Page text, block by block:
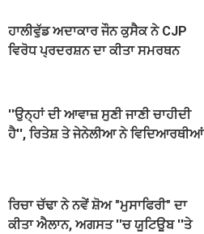
ਹਾਲੀਵੁੱਡ ਅਦਾਕਾਰ ਜੌਨ ਕੁਸੈਕ ਨੇ CJP
ਵਿਰੋਧ ਪ੍ਰਦਰਸ਼ਨ ਦਾ ਕੀਤਾ ਸਮਰਥਨ
''ਉਨ੍ਹਾਂ ਦੀ ਆਵਾਜ਼ ਸੁਣੀ ਜਾਣੀ ਚਾਹੀਦੀ
ਹੈ'', ਰਿਤੇਸ਼ ਤੇ ਜੇਨੇਲੀਆ ਨੇ ਵਿਦਿਆਰਥੀਆਂ
ਰਿਚਾ ਚੱਢਾ ਨੇ ਨਵੇਂ ਸ਼ੋਅ "ਮੁਸਾਫਿਰੀ" ਦਾ
ਕੀਤਾ ਐਲਾਨ, ਅਗਸਤ ''ਚ ਯੂਟਿਊਬ ''ਤੇ